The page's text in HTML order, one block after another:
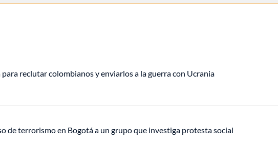
para reclutar colombianos y enviarlos a la guerra con Ucrania
de terrorismo en Bogotá a un grupo que investiga protesta social